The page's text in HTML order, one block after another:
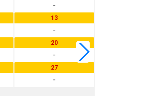
-
13
-
20
-
27
-